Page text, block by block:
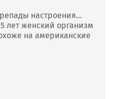
настроения…
лет женский организм
на американские